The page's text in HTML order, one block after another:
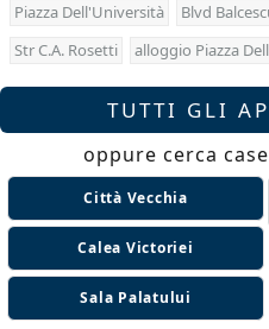
Piazza Dell'Università Blvd
Str C.A. Rosetti
alloggio Piazza
TUTTI GLI
oppure cerca
Città Vecchia
Calea Victoriei
Sala Palatului